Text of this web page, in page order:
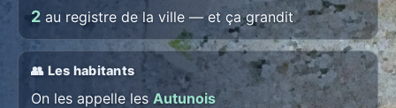
2 au registre de la ville — et ça grandit
👥 Les habitants
On les appelle les Autunois